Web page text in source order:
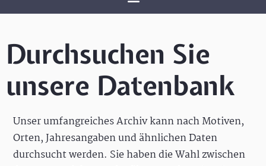
Durchsuchen Sie
unsere Datenbank
Unser umfangreiches Archiv kann nach Motiven,
Orten, Jahresangaben und ähnlichen Daten
durchsucht werden. Sie haben die Wahl zwischen